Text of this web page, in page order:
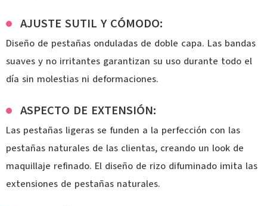
AJUSTE SUTIL Y CÓMODO:
Diseño de pestañas onduladas de doble capa. Las bandas
suaves y no irritantes garantizan su uso durante todo el
día sin molestias ni deformaciones.
ASPECTO DE EXTENSIÓN:
Las pestañas ligeras se funden a la perfección con las
pestañas naturales de las clientas, creando un look de
maquillaje refinado. El diseño de rizo difuminado imita las
extensiones de pestañas naturales.